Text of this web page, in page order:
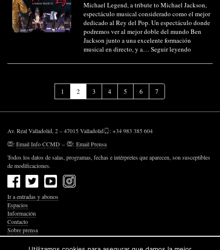
Michael Legend, a tribute to Michael Jackson,
espectáculo musical considerado como el mejor
dedicado al Rey del Pop. Un espectáculo donde
podremos ver al mejor doble del mundo Ben
Jackson junto a una excelente formación
musical en directo, y a… Seguir leyendo
1 2 (Página
actual)
3 4 5 6 7
Av. Real Valladolid, 2 – 47015 Valladolid
: +34 983 385 604
:Email Info CCMD – : Email Prensa
Todos los datos de salas, programas, fechas e intérpretes que aparecen, son susceptibles
de modificaciones.
Ir a entradas y abonos
Espacios
Información
Contacto
Sobre prensa
Política de Privacidad
Política de Cookies